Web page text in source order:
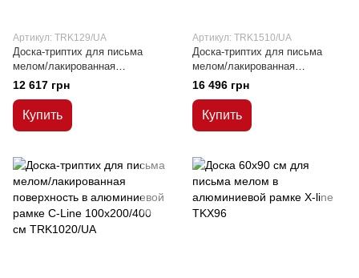
Артикул: TRK129/UA
Доска-триптих для письма
мелом/лакированная
поверхность в алюминиевой
рамке C-Line 90х120/240 см
12 617 грн
Купить
Артикул: TRK1510/UA
Доска-триптих для письма
мелом/лакированная
поверхность в алюминиевой
рамке C-Line 100х150/300 см
16 496 грн
Купить